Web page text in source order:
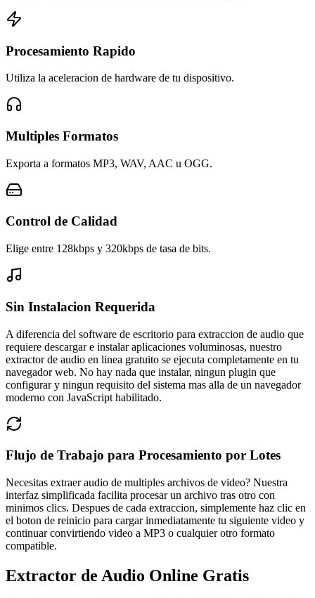
Procesamiento Rapido
Utiliza la aceleracion de hardware de tu dispositivo.
Multiples Formatos
Exporta a formatos MP3, WAV, AAC u OGG.
Control de Calidad
Elige entre 128kbps y 320kbps de tasa de bits.
Sin Instalacion Requerida
A diferencia del software de escritorio para extraccion de audio que
requiere descargar e instalar aplicaciones voluminosas, nuestro
extractor de audio en linea gratuito se ejecuta completamente en tu
navegador web. No hay nada que instalar, ningun plugin que
configurar y ningun requisito del sistema mas alla de un navegador
moderno con JavaScript habilitado.
Flujo de Trabajo para Procesamiento por Lotes
Necesitas extraer audio de multiples archivos de video? Nuestra
interfaz simplificada facilita procesar un archivo tras otro con
minimos clics. Despues de cada extraccion, simplemente haz clic en
el boton de reinicio para cargar inmediatamente tu siguiente video y
continuar convirtiendo video a MP3 o cualquier otro formato
compatible.
Extractor de Audio Online Gratis